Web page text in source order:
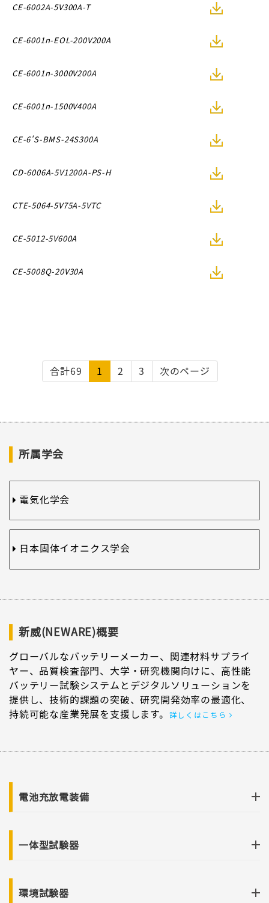
CE-6002A-5V300A-T
CE-6001n-EOL-200V200A
CE-6001n-3000V200A
CE-6001n-1500V400A
CE-6'S-BMS-24S300A
CD-6006A-5V1200A-PS-H
CTE-5064-5V75A-5VTC
CE-5012-5V600A
CE-5008Q-20V30A
合計69 1 2 3 次のページ
所属学会
電気化学会
日本固体イオニクス学会
新威(NEWARE)概要
グローバルなバッテリーメーカー、関連材料サプライ
ヤー、品質検査部門、大学・研究機関向けに、高性能
バッテリー試験システムとデジタルソリューションを
提供し、技術的課題の突破、研究開発効率の最適化、
持続可能な産業発展を支援します。
詳しくはこちら
電池充放電装備
一体型試験器
環境試験器